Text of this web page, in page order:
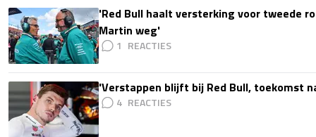
'Red Bull haalt versterking voor tweede
Martin weg'
1
'Verstappen blijft bij Red Bull, toekomst
4